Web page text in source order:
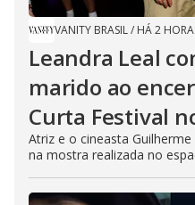
VANITY BRASIL/ HÁ 2
Leandra Leal
marido ao
Curta Festival
Atriz e o cineasta
na mostra realizada no